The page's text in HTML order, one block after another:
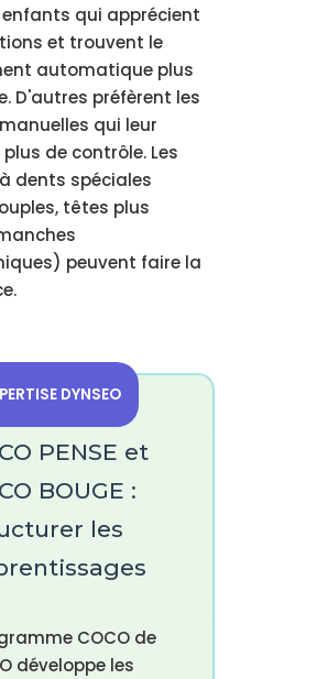
qui apprécient
et trouvent le
automatique plus
D'autres préfèrent les
qui leur
de contrôle. Les
dents spéciales
têtes plus
peuvent faire la
DYNSEO
PENSE et
BOUGE :
les
COCO de
développe les